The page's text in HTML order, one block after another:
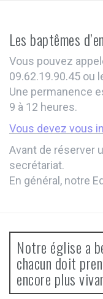
Les baptêmes
Vous pouvez
09.62.19.90.45 ou
Une permanence
9 à 12 heures.
Vous devez vous
Avant de réserver
secrétariat.
En général, notre
Notre église a
chacun doit
encore plus